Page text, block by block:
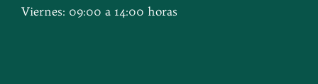
Viernes: 09:00 a 14:00 horas